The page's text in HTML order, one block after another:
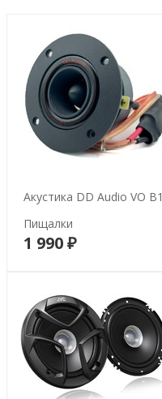
Акустика DD Audio VO B1
Пищалки
1 990 ₽В корзину